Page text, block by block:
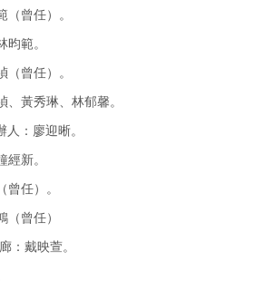
曾任）。
範。
曾任）。
黃秀琳、林郁馨。
：廖迎晰。
新。
任）。
曾任）
：戴映萱。